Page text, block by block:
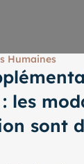
Humaines
les
sont